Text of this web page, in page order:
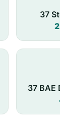
37
37 BAE